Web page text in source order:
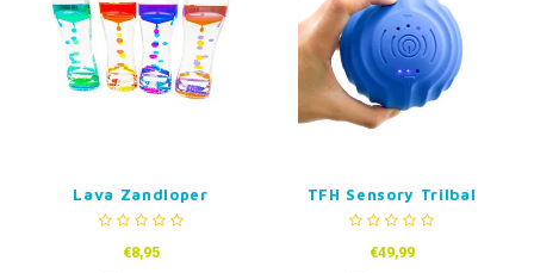
Lava Zandloper
€8,95
TFH Sensory Trilbal
€49,99